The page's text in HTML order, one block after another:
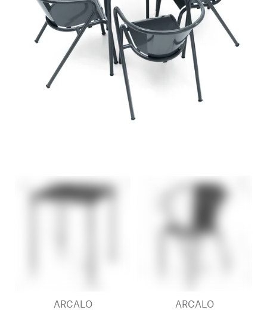
ARCALO
ARCALO